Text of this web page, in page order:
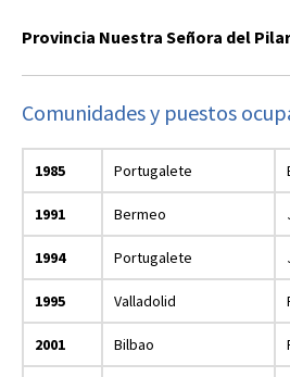
Provincia Nuestra Señora del Pilar
Comunidades y puestos
1985 Portugalete
1991 Bermeo
1994 Portugalete
1995 Valladolid
2001 Bilbao